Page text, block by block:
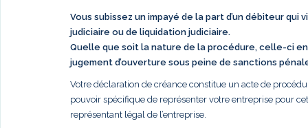
Vous subissez un impayé de la part d’un débiteur
judiciaire ou de liquidation judiciaire.
Quelle que soit la nature de la procédure, celle-ci
jugement d’ouverture sous peine de sanctions
Votre déclaration de créance constitue un acte de
pouvoir spécifique de représenter votre entreprise pour
représentant légal de l’entreprise.